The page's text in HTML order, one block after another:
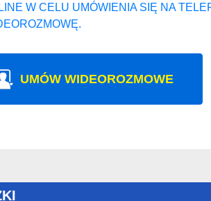
W CELU UMÓWIENIA SIĘ NA
UMÓW WIDEOROZMOWE